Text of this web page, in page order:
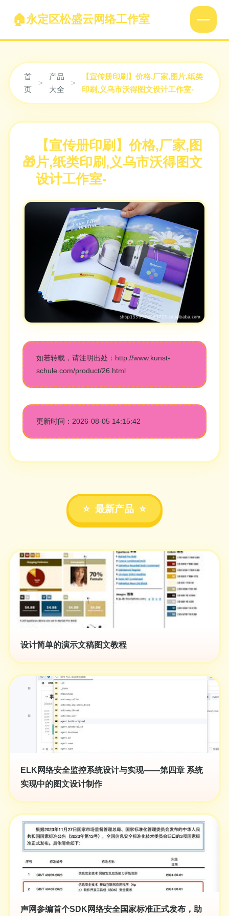
永定区松盛云网络工作室
首
页
>
产品
大全
>
【宣传册印刷】价格,厂家,图片,纸类
印刷,义乌市沃得图文设计工作室-
【宣传册印刷】价格,厂家,图
片,纸类印刷,义乌市沃得图文
设计工作室-
如若转载，请注明出处：http://www.kunst-
schule.com/product/26.html
更新时间：2026-08-05 14:15:42
最新产品
设计简单的演示文稿图文教程
ELK网络安全监控系统设计与实现——第四章 系统
实现中的图文设计制作
声网参编首个SDK网络安全国家标准正式发布，助